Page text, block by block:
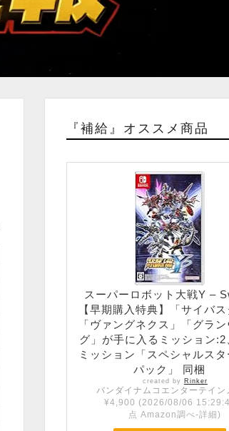
『補給』オススメ商品
スーパーロボット大戦Y –
【早期購入特典】「サイバス
「ヴァングネクス」「グラ
グ」が手に入るミッション:2
ミッション「スペシャルスタ
パック」 同梱
created by Rinker
バンダイナムコエンターテイン
¥4,900 (2026/08/06
点 Amazon調べ-詳細)